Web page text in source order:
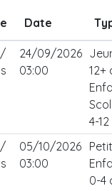
Date
/
24/09/2026
03:00
12+
4-
/
05/10/2026
03:00
0-4